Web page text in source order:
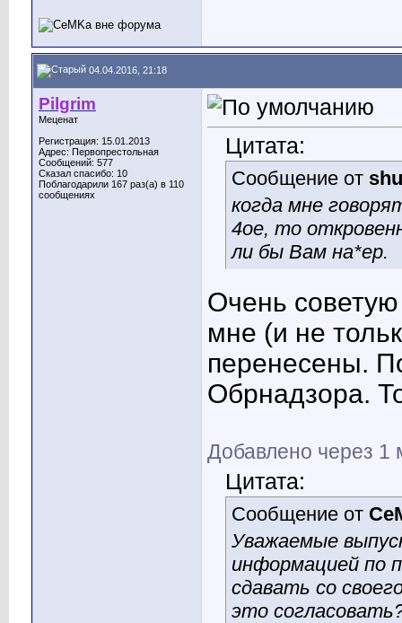
04.04.2016, 21:18
Pilgrim
Меценат
Регистрация: 15.01.2013
Адрес: Первопрестольная
Сообщений: 577
Сказал спасибо: 10
Поблагодарили 167 раз(а) в 110
сообщениях
Цитата:
Сообщение от
когда мне
4ое, то
ли бы Вам на*ер.
Очень советую
мне (и не
перенесены.
Обрнадзора.
Добавлено через 1
Цитата:
Сообщение от
Уважаемые
информацией по
сдавать со
это